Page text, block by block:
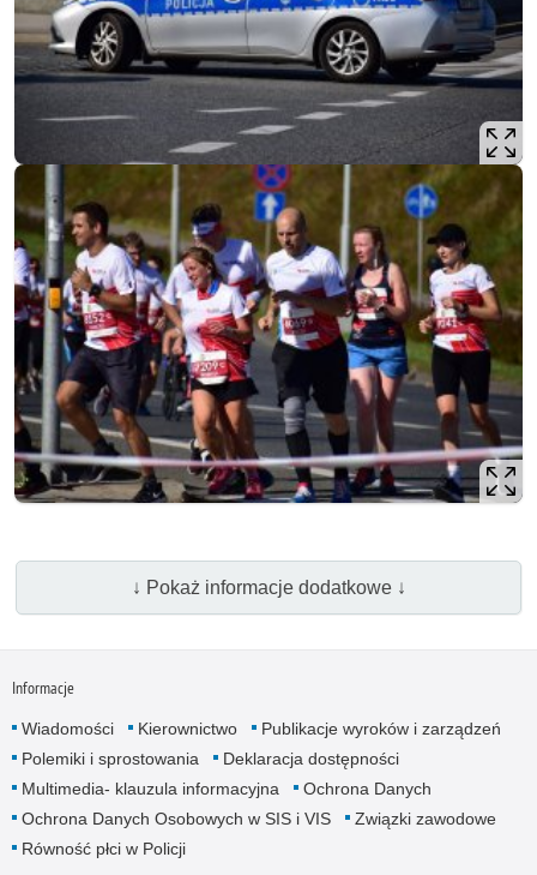
↓ Pokaż informacje dodatkowe ↓
Informacje
Wiadomości Kierownictwo
Publikacje wyroków i zarządzeń
Polemiki i sprostowania
Deklaracja dostępności
Multimedia- klauzula informacyjna
Ochrona Danych
Ochrona Danych Osobowych w SIS i VIS
Związki zawodowe
Równość płci w Policji